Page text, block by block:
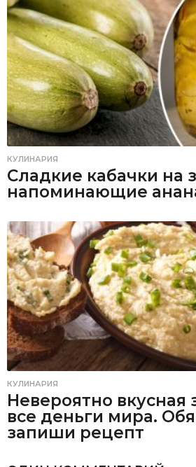
КУЛИНАРИЯ
Сладкие кабачки на
напоминающие
КУЛИНАРИЯ
Невероятно вкусная
все деньги мира.
запиши рецепт